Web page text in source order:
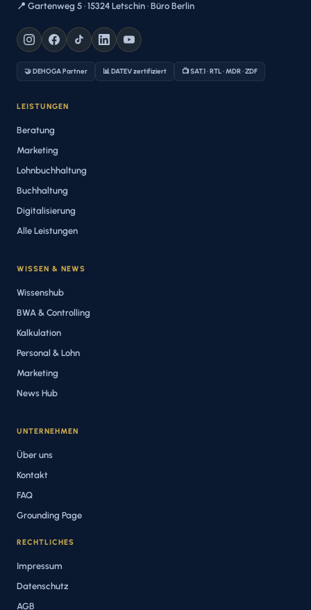
📍 Gartenweg 5 · 15324 Letschin · Büro Berlin
🤝 DEHOGA Partner 📊 DATEV zertifiziert 📺 SAT.1 · RTL · MDR · ZDF
LEISTUNGEN
Beratung
Marketing
Lohnbuchhaltung
Buchhaltung
Digitalisierung
Alle Leistungen
WISSEN & NEWS
Wissenshub
BWA & Controlling
Kalkulation
Personal & Lohn
Marketing
News Hub
UNTERNEHMEN
Über uns
Kontakt
FAQ
Grounding Page
RECHTLICHES
Impressum
Datenschutz
AGB